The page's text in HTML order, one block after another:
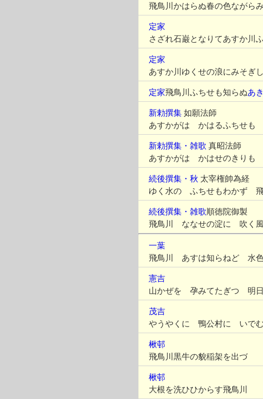
飛鳥川かはらぬ春の色ながら
定家
さざれ石巌となりてあすか川
定家
あすか川ゆくせの浪にみそぎ
定家飛鳥川ふちせも知らぬあ
新勅撰集如願法師
あすかがは かはるふちせ
新勅撰集・雑歌 真昭法師
あすかがは かはせのきり
続後撰集・秋 太宰権帥為経
ゆく水の ふちせもわかず
続後撰集・雑歌順徳院御製
飛鳥川 ななせの淀に 吹く
一葉
飛鳥川 あすは知らねど 水
憲吉
山かぜを 孕みてたぎつ 明
茂吉
やうやくに 鴨公村に いで
楸邨
飛鳥川黒牛の貌稲架を出づ
楸邨
大根を洗ひひからす飛鳥川